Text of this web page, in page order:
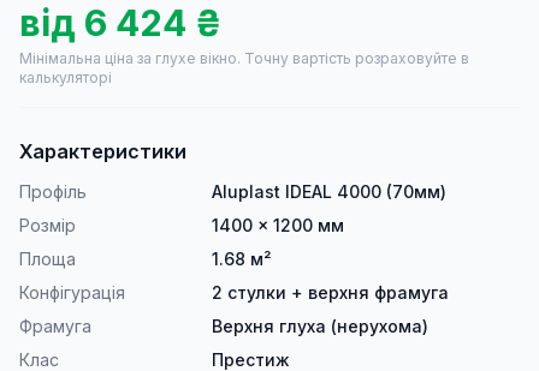
від 6 424 ₴
Мінімальна ціна за глухе вікно. Точну вартість розраховуйте в
калькуляторі
Характеристики
Профіль
Aluplast IDEAL 4000 (70мм)
Розмір
1400 × 1200 мм
Площа
1.68 м²
Конфігурація
2 стулки + верхня фрамуга
Фрамуга
Верхня глуха (нерухома)
Клас
Престиж